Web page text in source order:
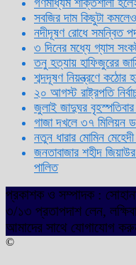
সবজির দাম কিছুটা
নদীদূষণ রোধে সমন্বিত
৩ দিনের মধ্যে গ্যাস
তনু হত্যায় হাফিজুরের
শব্দদূষণ নিয়ন্ত্রণে কঠোর
২০ আগস্ট রাষ্ট্রপতি
জুলাই জাদুঘর
গাজা দখলে ৩৭ মিলিয়ন
নতুন ধারার মোমিন
জনতাবাজার শহীদ
পালিত
প্রকাশক ও সম্পাদক :
৩/১৩ প্রতাপদাশ লেন,
আমাদের সাথে যোগাযোগ
©